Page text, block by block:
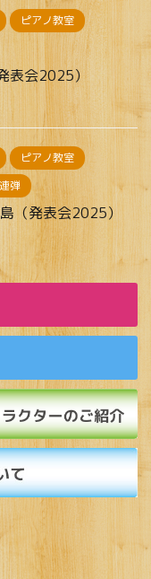
ピアノ教室
表会2025）
ピアノ教室
弾
（発表会2025）